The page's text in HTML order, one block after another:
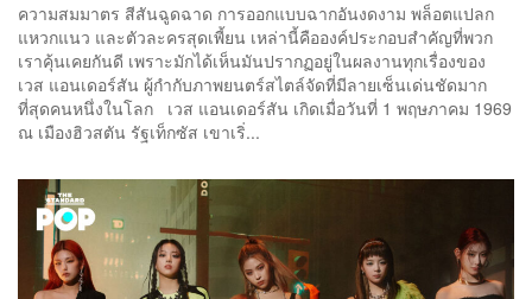
ความสมมาตร สีสันฉูดฉาด การออกแบบฉากอันงดงาม พล็อตแปลก
แหวกแนว และตัวละครสุดเพี้ยน เหล่านี้คือองค์ประกอบสำคัญที่พวก
เราคุ้นเคยกันดี เพราะมักได้เห็นมันปรากฏอยู่ในผลงานทุกเรื่องของ
เวส แอนเดอร์สัน ผู้กำกับภาพยนตร์สไตล์จัดที่มีลายเซ็นเด่นชัดมาก
ที่สุดคนหนึ่งในโลก เวส แอนเดอร์สัน เกิดเมื่อวันที่ 1 พฤษภาคม 1969
ณ เมืองฮิวสตัน รัฐเท็กซัส เขาเริ่...